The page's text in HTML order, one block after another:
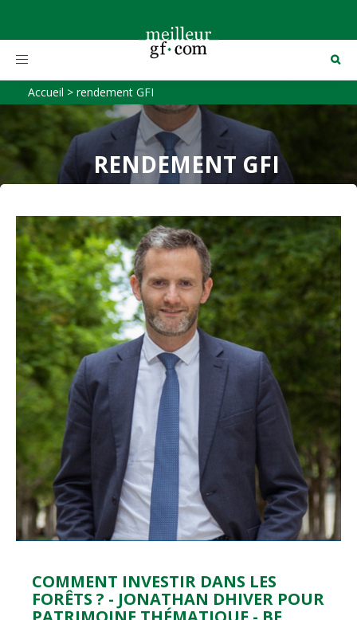
Toggle
Accueil > rendement GFI
RENDEMENT GFI
COMMENT INVESTIR DANS LES
FORÊTS ? - JONATHAN DHIVER POUR